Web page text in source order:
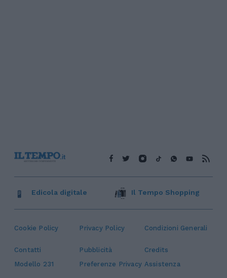
Cookie Policy Privacy Policy Condizioni Generali
Contatti Pubblicità
Credits
Modello 231
Preferenze Privacy Assistenza
Edicola digitale Il Tempo Shopping